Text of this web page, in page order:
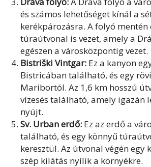
és számos lehetőséget kínál a
kerékpározásra. A folyó mentén
túraútvonal is vezet, amely a
egészen a városközpontig vezet.
Bistriški Vintgar: Ez a kanyon
Bistricában található, és egy
Maribortól. Az 1,6 km hosszú
vízesés található, amely igazán
nyújt.
Sv. Urban erdő: Ez az erdő a
található, és egy könnyű
keresztül. Az útvonal végén egy
szép kilátás nyílik a környékre.